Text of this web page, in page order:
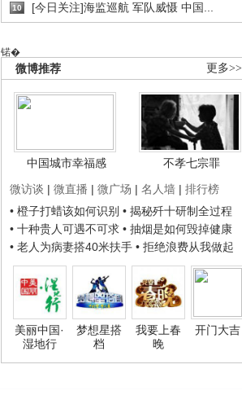
10 [今日关注]海监巡航 军队威慑 中国...
锘�
更多>>
微博推荐
中国城市幸福感
不孝七宗罪
微访谈 | 微直播 | 微广场 | 名人墙 | 排行榜
• 橙子打蜡该如何识别 • 揭秘歼十研制全过程
• 十种贵人可遇不可求 • 抽烟是如何毁掉健康
• 老人为病妻搭40米扶手 • 拒绝浪费从我做起
美丽中国·
湿地行
梦想星搭
档
我要上春
晚
开门大吉